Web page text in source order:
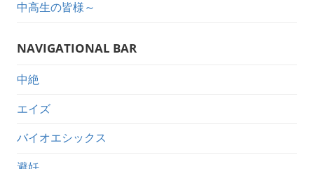
中高生の皆様～
NAVIGATIONAL BAR
中絶
エイズ
バイオエシックス